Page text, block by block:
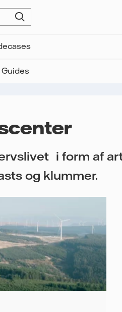
Guides
i form af
og klummer.